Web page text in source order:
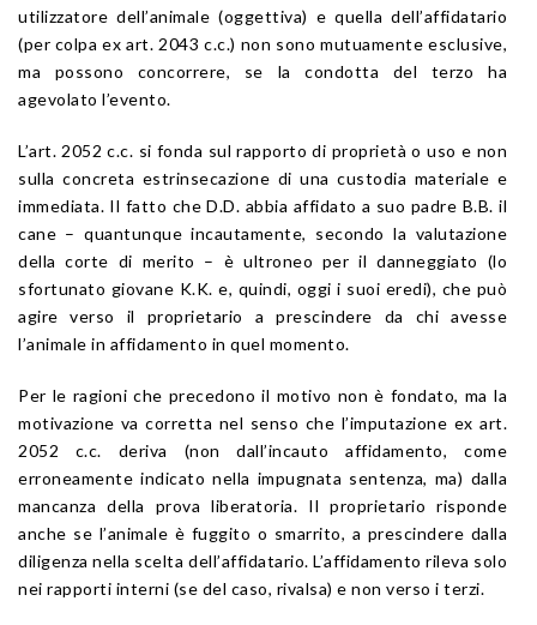
utilizzatore dell’animale (oggettiva) e quella dell’affidatario
(per colpa exart. 2043 c.c.) non sono mutuamente esclusive,
ma possono concorrere, se la condotta del terzo ha
agevolato l’evento.
L’art. 2052 c.c. si fonda sul rapporto di proprietà o uso e non
sulla concreta estrinsecazione di una custodia materiale e
immediata. Il fatto che D.D. abbia affidato a suo padre B.B. il
cane – quantunque incautamente, secondo la valutazione
della corte di merito – è ultroneo per il danneggiato (lo
sfortunato giovane K.K. e, quindi, oggi i suoi eredi), che può
agire verso il proprietario a prescindere da chi avesse
l’animale in affidamento in quel momento.
Per le ragioni che precedono il motivo non è fondato, ma la
motivazione va corretta nel senso che l’imputazione ex art.
2052 c.c. deriva (non dall’incauto affidamento, come
erroneamente indicato nella impugnata sentenza, ma) dalla
mancanza della prova liberatoria. Il proprietario risponde
anche se l’animale è fuggito o smarrito, a prescindere dalla
diligenza nella scelta dell’affidatario. L’affidamento rileva solo
nei rapporti interni (se del caso, rivalsa) e non verso i terzi.